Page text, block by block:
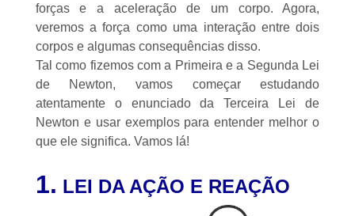
forças e a aceleração de um corpo. Agora,
veremos a força como uma interação entre dois
corpos e algumas consequências disso.
Tal como fizemos com a Primeira e a Segunda Lei
de Newton, vamos começar estudando
atentamente o enunciado da Terceira Lei de
Newton e usar exemplos para entender melhor o
que ele significa. Vamos lá!
1. LEI DA AÇÃO E REAÇÃO